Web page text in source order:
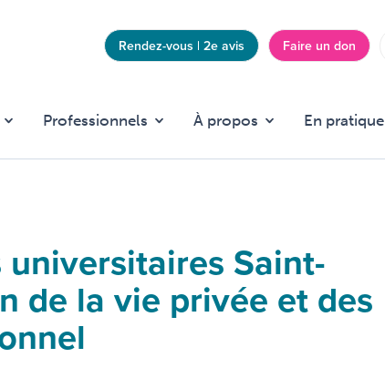
TopRendez-vous | 2e avis Faire un don
Professionnels À propos En pratique
Saint-
de la vie privée et des